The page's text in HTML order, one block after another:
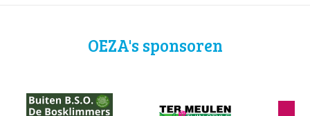
OEZA's sponsoren